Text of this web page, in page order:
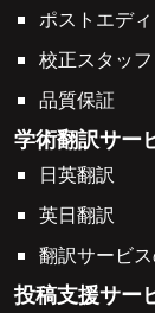
ポストエディ
校正スタッフ
品質保証
学術翻訳サー
日英翻訳
英日翻訳
翻訳サービ
投稿支援サー